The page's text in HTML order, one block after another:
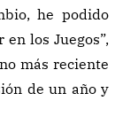
he podido
los Juegos”,
más reciente
de un año y